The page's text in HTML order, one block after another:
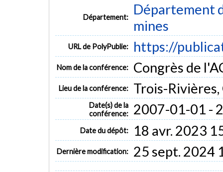
Département:
Département
mines
URL de PolyPublie: https://
Nom de la conférence: Congrès de
Lieu de la conférence: Trois-
Date(s) de la
conférence:
2007-01-01 -
Date du dépôt: 18 avr. 2023
Dernière modification: 25 sept. 2024